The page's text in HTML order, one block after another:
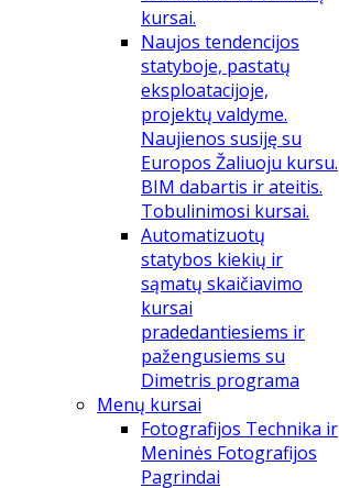
kursai.
Naujos tendencijos
statyboje, pastatų
eksploatacijoje,
projektų valdyme.
Naujienos susiję su
Europos Žaliuoju kursu.
BIM dabartis ir ateitis.
Tobulinimosi kursai.
Automatizuotų
statybos kiekių ir
sąmatų skaičiavimo
kursai
pradedantiesiems ir
pažengusiems su
Dimetris programa
Menų kursai
Fotografijos Technika ir
Meninės Fotografijos
Pagrindai